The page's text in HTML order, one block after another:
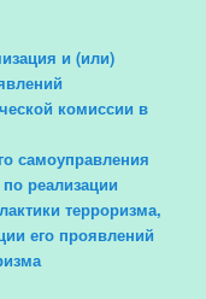
и (или)
комиссии в
самоуправления
реализации
терроризма,
его проявлений